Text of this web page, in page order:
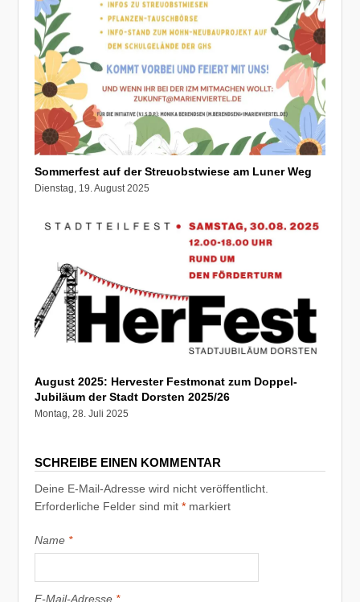
Sommerfest auf der Streuobstwiese am Luner Weg
Dienstag, 19. August 2025
August 2025: Hervester Festmonat zum Doppel-
Jubiläum der Stadt Dorsten 2025/26
Montag, 28. Juli 2025
SCHREIBE EINEN KOMMENTAR
Deine E-Mail-Adresse wird nicht veröffentlicht.
Erforderliche Felder sind mit* markiert
Name *
E-Mail-Adresse *